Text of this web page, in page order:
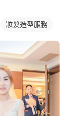
妝髮造型服務